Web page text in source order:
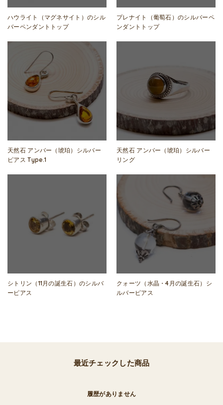
ハウライト（マグネサイト）のシル
バーペンダントトップ
プレナイト（葡萄石）のシルバーペ
ンダントトップ
天然石 アンバー（琥珀）シルバー
ピアス Type.1
天然石 アンバー（琥珀）シルバー
リング
シトリン（11月の誕生石）のシルバ
ーピアス
クォーツ（水晶・4月の誕生石）シ
ルバーピアス
最近チェックした商品
履歴がありません